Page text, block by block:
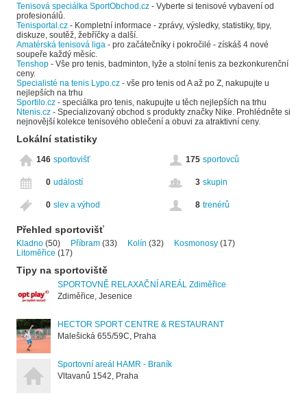
Tenisová speciálka SportObchod.cz - Vyberte si tenisové vybavení od
profesionálů.
Tenisportal.cz - Kompletní informace - zprávy, výsledky, statistiky, tipy,
diskuze, soutěž, žebříčky a další.
Amatérská tenisová liga - pro začátečníky i pokročilé - získáš 4 nové
soupeře každý měsíc.
Tenshop - Vše pro tenis, badminton, lyže a stolní tenis za bezkonkurenční
ceny.
Specialisté na tenis Lypo.cz - vše pro tenis od A až po Z, nakupujte u
nejlepších na trhu
Sportilo.cz - speciálka pro tenis, nakupujte u těch nejlepších na trhu
Ntenis.cz - Specializovaný obchod s produkty značky Nike. Prohlédněte si
nejnovější kolekce tenisového oblečení a obuvi za atraktivní ceny.
Lokální statistiky
146 sportovišť 175 sportovců
0 událostí 3 skupin
0 slev a výhod 8 trenérů
Přehled sportovišť
Kladno (50) Příbram (33) Kolín (32) Kosmonosy (17)
Litoměřice (17)
Tipy na sportoviště
SPORTOVNĚ RELAXAČNÍ AREÁL Zdiměřice
Zdiměřice, Jesenice
HECTOR SPORT CENTRE & RESTAURANT
Malešická 655/59C, Praha
Sportovní areál HAMR - Braník
Vltavanů 1542, Praha